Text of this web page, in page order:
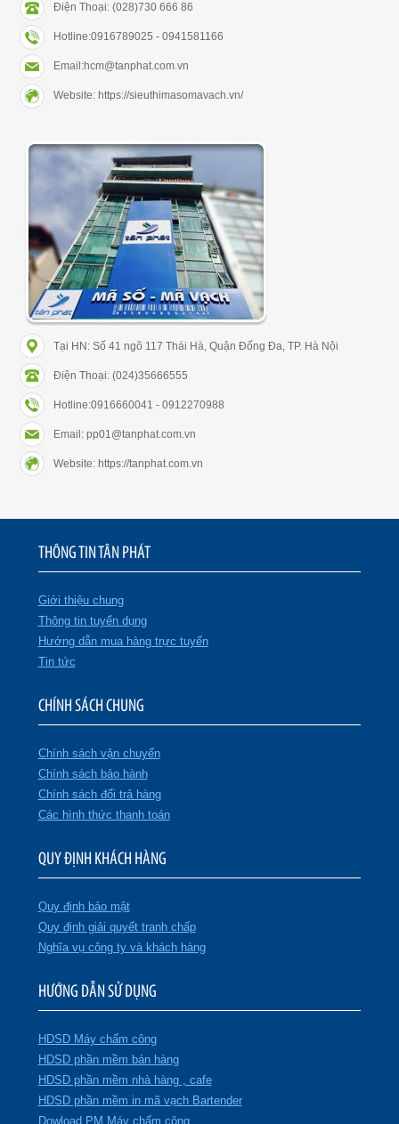
Điện Thoại: (028)730 666 86
Hotline:0916789025 - 0941581166
Email:hcm@tanphat.com.vn
Website: https://sieuthimasomavach.vn/
Tại HN: Số 41 ngõ 117 Thái Hà, Quận Đống Đa, TP. Hà Nội
Điện Thoại: (024)35666555
Hotline:0916660041 - 0912270988
Email: pp01@tanphat.com.vn
Website: https://tanphat.com.vn
THÔNG TIN TÂN PHÁT
Giới thiệu chung
Thông tin tuyển dụng
Hướng dẫn mua hàng trực tuyến
Tin tức
CHÍNH SÁCH CHUNG
Chính sách vận chuyển
Chính sách bảo hành
Chính sách đổi trả hàng
Các hình thức thanh toán
QUY ĐỊNH KHÁCH HÀNG
Quy định bảo mật
Quy định giải quyết tranh chấp
Nghĩa vụ công ty và khách hàng
HƯỚNG DẪN SỬ DỤNG
HDSD Máy chấm công
HDSD phần mềm bán hàng
HDSD phần mềm nhà hàng , cafe
HDSD phần mềm in mã vạch Bartender
Dowload PM Máy chấm công